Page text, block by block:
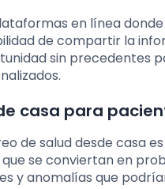
en línea
de compartir la
sin precedentes
casa para
de salud desde casa
se conviertan en
y anomalías que